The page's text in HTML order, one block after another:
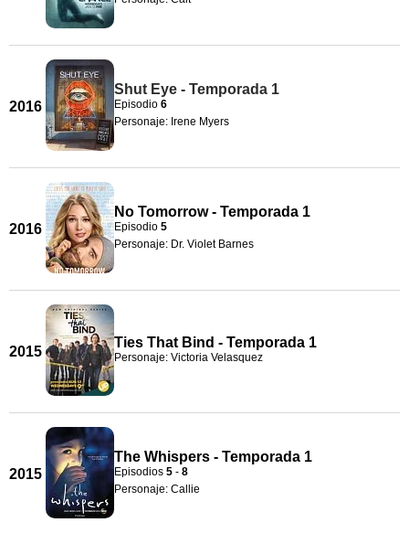
2016
Shut Eye - Temporada 1
Episodio 6
Personaje: Irene Myers
2016
No Tomorrow - Temporada 1
Episodio 5
Personaje: Dr. Violet Barnes
2015
Ties That Bind - Temporada 1
Personaje: Victoria Velasquez
2015
The Whispers - Temporada 1
Episodios 5 - 8
Personaje: Callie